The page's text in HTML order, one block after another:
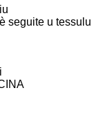
seguite u tessulu